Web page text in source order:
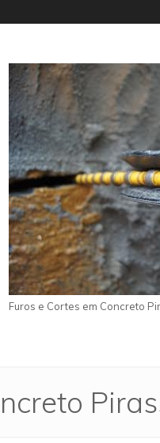
Furos e Cortes em Concreto